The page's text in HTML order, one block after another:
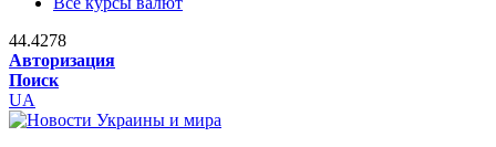
44.4278
Авторизация
Поиск
UA